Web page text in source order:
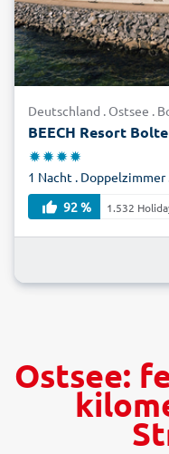
Deutschland . Ostsee .
BEECH Resort
1 Nacht .
92 %
1.532
Ostsee: